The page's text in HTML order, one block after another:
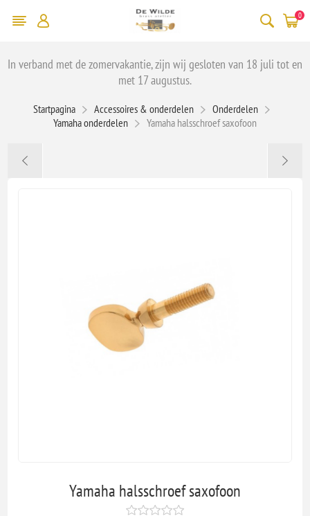
0
In verband met de zomervakantie, zijn wij gesloten van 18 juli tot en
met 17 augustus.
Startpagina Accessoires & onderdelen
Onderdelen
Yamaha onderdelen
Yamaha halsschroef saxofoon
Yamaha halsschroef saxofoon